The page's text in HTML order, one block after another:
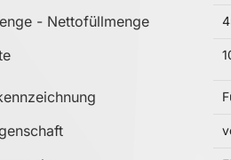
- Nettofüllmenge